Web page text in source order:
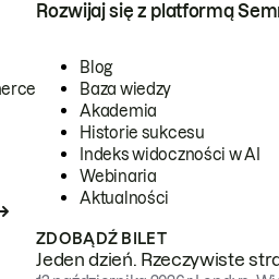
Rozwijaj się z platformą
Blog
Baza wiedzy
Akademia
Historie sukcesu
Indeks widoczności w AI
Webinaria
Aktualności
ZDOBĄDŹ BILET
Jeden dzień. Rzeczywiste